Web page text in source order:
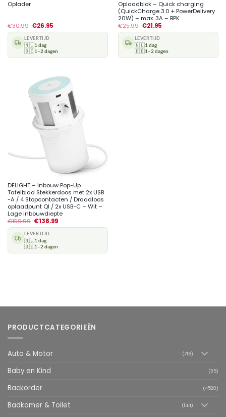
Oplader
€30.99 €26.95
LEVERTIJD
🇳🇱1 dag
🇧🇪1–2 dagen
Oplaadblok – Quick charging
(QuickCharge 3.0 + PowerDelivery
20W) – max. 3A – BPK
€25.99 €21.95
LEVERTIJD
🇳🇱1 dag
🇧🇪1–2 dagen
DELIGHT – Inbouw Pop-Up
Tafelblad Stekkerdoos met 2x USB
-A / 4 Stopcontacten / Draadloos
oplaadpunt QI / 2x USB-C – Wit –
Lage inbouwdiepte
€159.99 €138.99
LEVERTIJD
🇳🇱1 dag
🇧🇪1–2 dagen
PRODUCTCATEGORIEËN
Auto & Motor (718)
Baby en Kind (35)
Backorder (4520)
Badkamer & Toilet (144)